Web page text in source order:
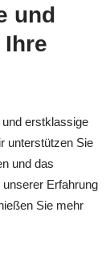
und
erstklassige
unterstützen Sie
und das
Erfahrung
Sie mehr